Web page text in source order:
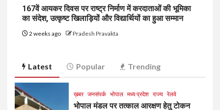
167वें आयकर दिवस पर राष्ट्र निर्माण में करदाताओं की भूमिका
का संदेश, उत्कृष्ट खिलाड़ियों और विद्यार्थियों का हुआ सम्मान
2 weeks ago Pradesh Pravakta
Latest Popular Trending
ख़बर जनसंपर्क भोपाल मध्य प्रदेश राज्य रेलवे
भोपाल मंडल पर तत्काल आरक्षण हेतु टोकन